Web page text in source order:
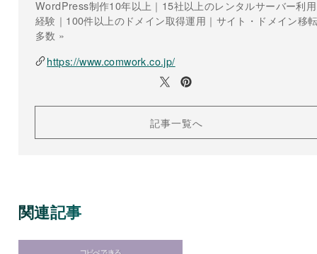
WordPress制作10年以上｜15社以上のレンタルサーバー利用
経験｜100件以上のドメイン取得運用｜サイト・ドメイン移
多数 »
https://www.comwork.co.jp/
記事一覧へ
関連記事